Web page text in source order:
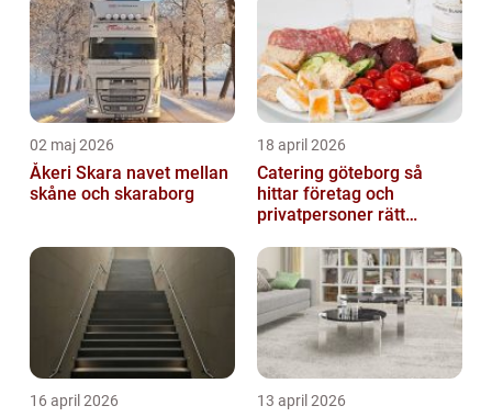
02 maj 2026
Åkeri Skara navet mellan
skåne och skaraborg
18 april 2026
Catering göteborg så
hittar företag och
privatpersoner rätt
16 april 2026 13 april 2026